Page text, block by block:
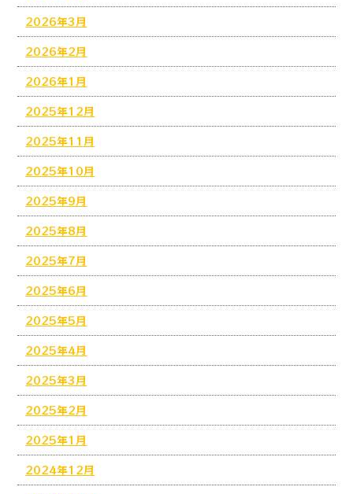
2026年3月
2026年2月
2026年1月
2025年12月
2025年11月
2025年10月
2025年9月
2025年8月
2025年7月
2025年6月
2025年5月
2025年4月
2025年3月
2025年2月
2025年1月
2024年12月